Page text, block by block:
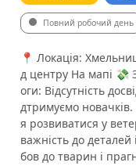
Повний робочий день
📍 Локація:
д центру На мапі 💸
оги: Відсутність
дтримуємо
я розвиватися у
важність до деталей
бов до тварин і